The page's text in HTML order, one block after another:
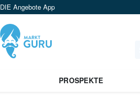
DIE Angebote App
PROSPEKTE